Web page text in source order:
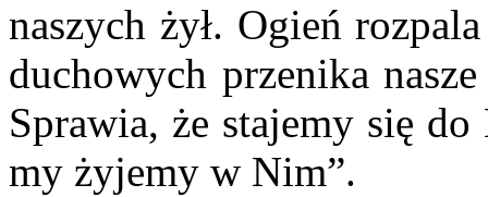
naszych żył. Ogień
duchowych przenika
Sprawia, że stajemy się
my żyjemy w Nim”.